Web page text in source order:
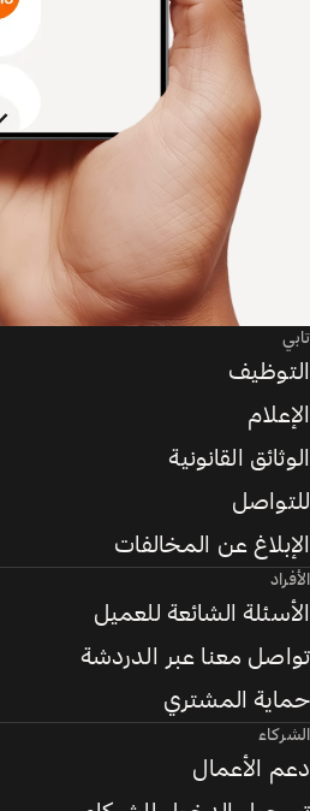
تابي
التوظيف
الإعلام
الوثائق القانونية
للتواصل
الإبلاغ عن المخالفات
الأفراد
الأسئلة الشائعة للعميل
تواصل معنا عبر الدردشة
حماية المشتري
الشركاء
دعم الأعمال